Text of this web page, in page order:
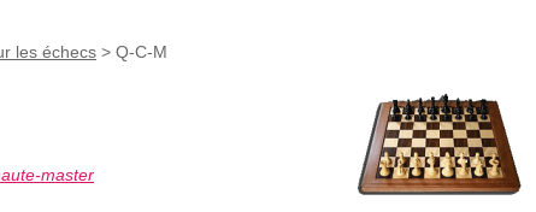
les échecs > Q-C-M
master